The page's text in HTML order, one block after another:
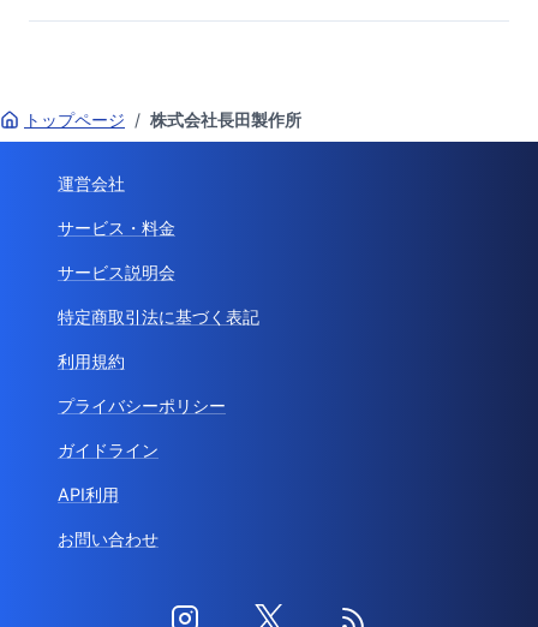
トップページ / 株式会社長田製作所
運営会社
サービス・料金
サービス説明会
特定商取引法に基づく表記
利用規約
プライバシーポリシー
ガイドライン
API利用
お問い合わせ